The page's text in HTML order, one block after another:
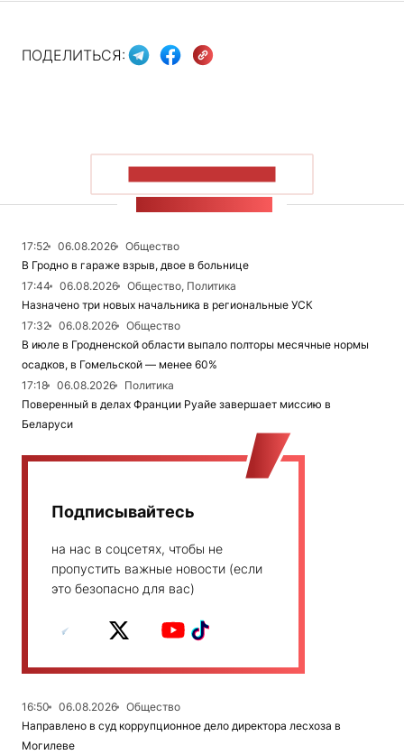
ПОДЕЛИТЬСЯ:
17:52 06.08.2026
Общество
В Гродно в гараже взрыв, двое в больнице
17:44
06.08.2026
Общество, Политика
Назначено три новых начальника в региональные УСК
17:32
06.08.2026
Общество
В июле в Гродненской области выпало полторы месячные нормы
осадков, в Гомельской — менее 60%
17:18
06.08.2026
Политика
Поверенный в делах Франции Руайе завершает миссию в
Беларуси
Подписывайтесь
на нас в соцсетях, чтобы не
пропустить важные новости (если
это безопасно для вас)
16:50 06.08.2026
Общество
Направлено в суд коррупционное дело директора лесхоза в
Могилеве